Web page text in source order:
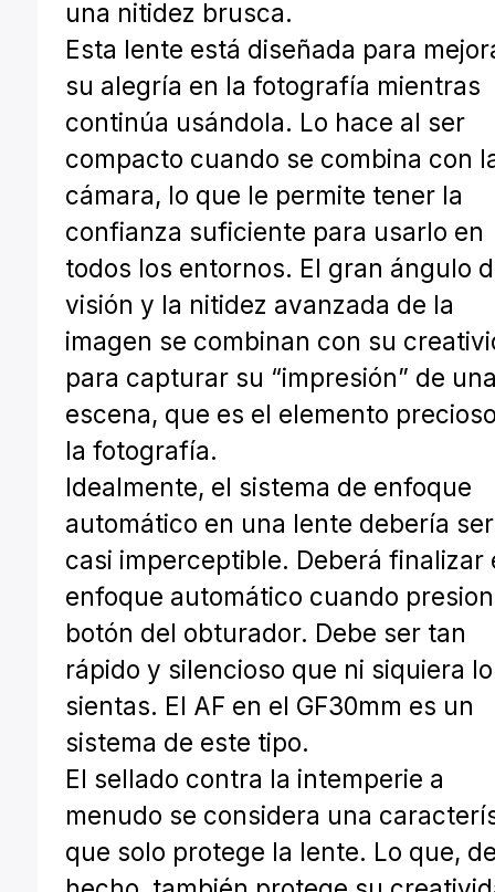
una nitidez brusca.
Esta lente está diseñada para
su alegría en la fotografía mientras
continúa usándola. Lo hace al ser
compacto cuando se combina con
cámara, lo que le permite tener la
confianza suficiente para usarlo en
todos los entornos. El gran ángulo
visión y la nitidez avanzada de la
imagen se combinan con su
para capturar su “impresión” de
escena, que es el elemento
la fotografía.
Idealmente, el sistema de enfoque
automático en una lente debería ser
casi imperceptible. Deberá finalizar
enfoque automático cuando
botón del obturador. Debe ser tan
rápido y silencioso que ni siquiera lo
sientas. El AF en el GF30mm es un
sistema de este tipo.
El sellado contra la intemperie a
menudo se considera una
que solo protege la lente. Lo que,